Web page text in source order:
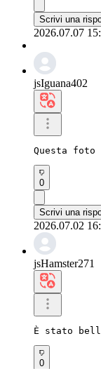
Scrivi una
2026.07.07
jsIguana402
Questa
0
Scrivi una
2026.07.02
jsHamster271
È stato
0